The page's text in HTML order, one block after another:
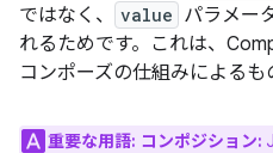
ではなく、
value パラメー
れるためです。これは、
コンポーズの仕組みによるも
重要な用語: コンポジション: